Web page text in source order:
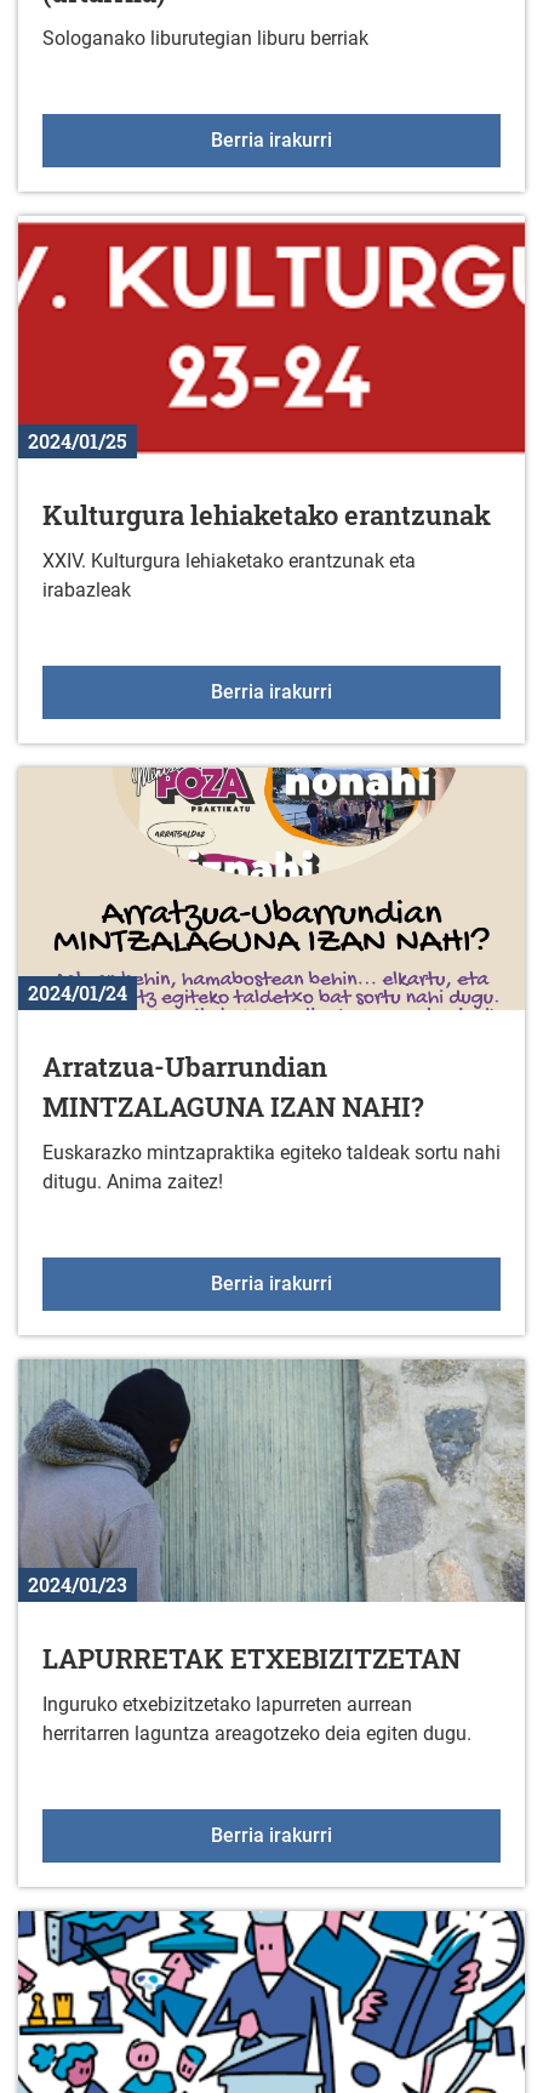
Sologanako liburutegian liburu berriak
Berria irakurri
2024/01/25
Kulturgura lehiaketako erantzunak
XXIV. Kulturgura lehiaketako erantzunak eta
irabazleak
Berria irakurri
2024/01/24
Arratzua-Ubarrundian
MINTZALAGUNA IZAN NAHI?
Euskarazko mintzapraktika egiteko taldeak sortu nahi
ditugu. Anima zaitez!
Berria irakurri
2024/01/23
LAPURRETAK ETXEBIZITZETAN
Inguruko etxebizitzetako lapurreten aurrean
herritarren laguntza areagotzeko deia egiten dugu.
Berria irakurri